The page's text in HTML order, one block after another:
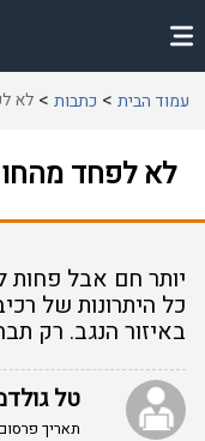
עמוד הבית כתבות לא
לא לפחד
יותר חם אבל פחות
כל היתרונות של
באיזור הנגב. רק
טל
תאריך פרסום: 26/01/